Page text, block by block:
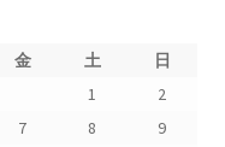
金 土
日
1
2
7 8
9